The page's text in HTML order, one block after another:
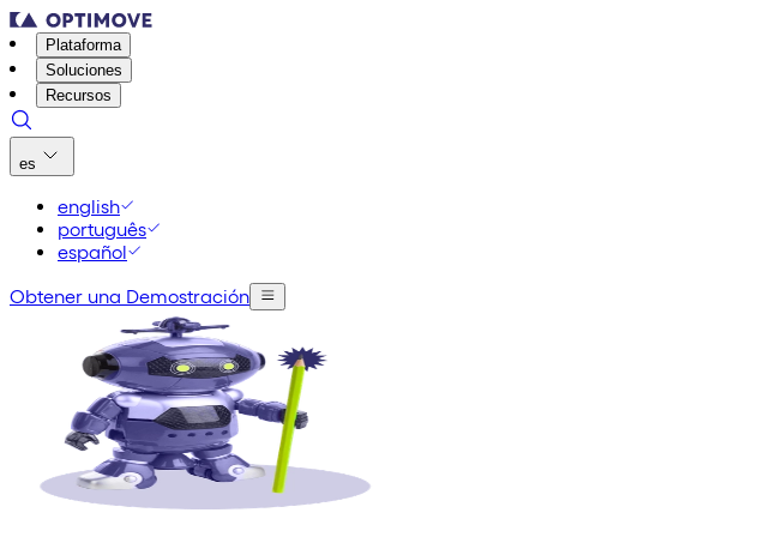
Plataforma
Soluciones
Recursos
es
english
português
español
Obtener una Demostración